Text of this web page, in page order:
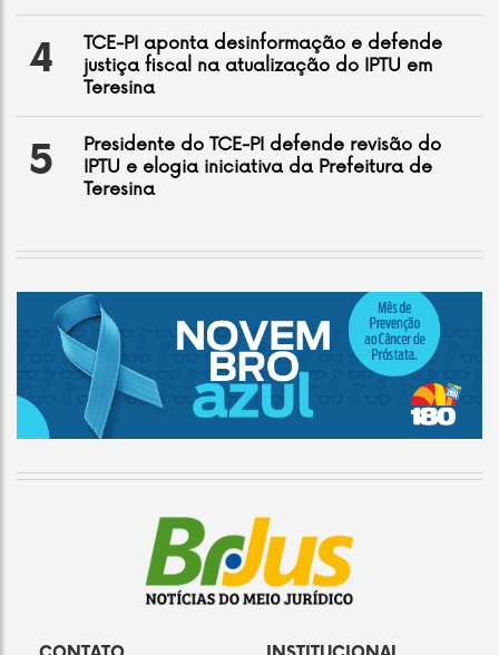
4
TCE-PI aponta desinformação e defende
justiça fiscal na atualização do IPTU em
Teresina
5
Presidente do TCE-PI defende revisão do
IPTU e elogia iniciativa da Prefeitura de
Teresina